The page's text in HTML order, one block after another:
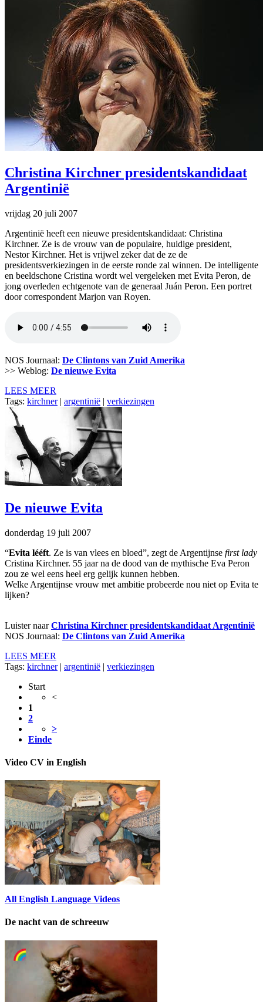
Christina Kirchner presidentskandidaat
Argentinië
vrijdag 20 juli 2007
Argentinië heeft een nieuwe presidentskandidaat: Christina
Kirchner. Ze is de vrouw van de populaire, huidige president,
Nestor Kirchner. Het is vrijwel zeker dat de ze de
presidentsverkiezingen in de eerste ronde zal winnen. De intelligente
en beeldschone Cristina wordt wel vergeleken met Evita Peron, de
jong overleden echtgenote van de generaal Juán Peron. Een portret
door correspondent Marjon van Royen.
NOS Journaal: De Clintons van Zuid Amerika
>> Weblog: De nieuwe Evita
LEES MEER
Tags: kirchner| argentinië | verkiezingen
De nieuwe Evita
donderdag 19 juli 2007
“Evita lééft. Ze is van vlees en bloed”, zegt de Argentijnse first lady
Cristina Kirchner. 55 jaar na de dood van de mythische Eva Peron
zou ze wel eens heel erg gelijk kunnen hebben.
Welke Argentijnse vrouw met ambitie probeerde nou niet op Evita te
lijken?
Luister naarChristina Kirchner presidentskandidaat Argentinië
NOS Journaal: De Clintons van Zuid Amerika
LEES MEER
Tags: kirchner| argentinië | verkiezingen
Start
<
1
2
>
Einde
Video CV in English
All English Language Videos
De nacht van de schreeuw